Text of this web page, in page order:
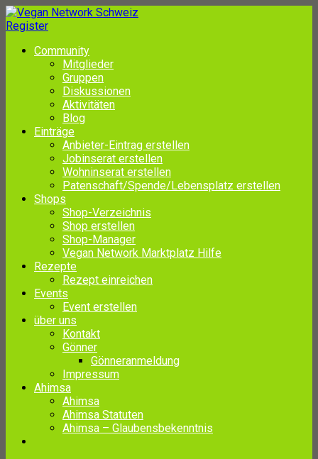
Register
Community
Mitglieder
Gruppen
Diskussionen
Aktivitäten
Blog
Einträge
Anbieter-Eintrag erstellen
Jobinserat erstellen
Wohninserat erstellen
Patenschaft/Spende/Lebensplatz erstellen
Shops
Shop-Verzeichnis
Shop erstellen
Shop-Manager
Vegan Network Marktplatz Hilfe
Rezepte
Rezept einreichen
Events
Event erstellen
über uns
Kontakt
Gönner
Gönneranmeldung
Impressum
Ahimsa
Ahimsa
Ahimsa Statuten
Ahimsa – Glaubensbekenntnis